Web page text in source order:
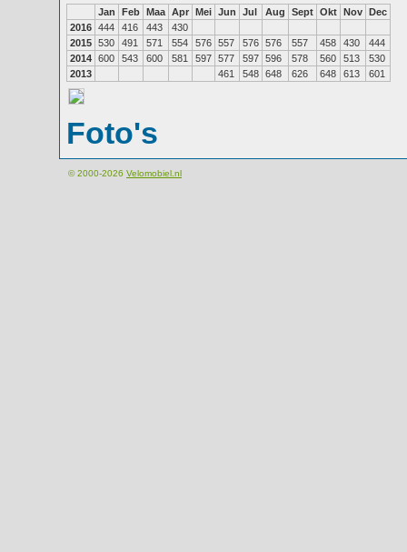
Jan Feb Maa Apr Mei Jun Jul Aug Sept Okt Nov Dec
2016 444 416 443
430
2015 530 491 571 554 576 557 576 576 557 458 430
444
2014 600 543 600 581 597 577 597 596 578 560 513
530
2013
461 548 648 626 648 613 601
Foto's
© 2000-2026 Velomobiel.nl